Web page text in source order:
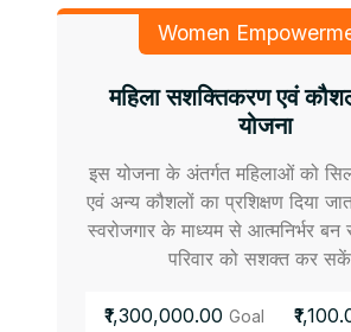
Women
महिला सशक्तिकरण एवं
योजना
इस योजना के अंतर्गत महिलाओं को
एवं अन्य कौशलों का प्रशिक्षण दिया
स्वरोजगार के माध्यम से आत्मनिर्भर
परिवार को सशक्त कर
₹1,300,000.00 Goal